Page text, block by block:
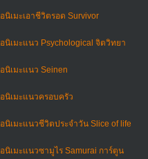
อนิเมะเอาชีวิตรอด Survivor
อนิเมะแนว Psychological จิตวิทยา
อนิเมะแนว Seinen
อนิเมะแนวครอบครัว
อนิเมะแนวชีวิตประจําวัน Slice of life
อนิเมะแนวซามูไร Samurai การ์ตูน